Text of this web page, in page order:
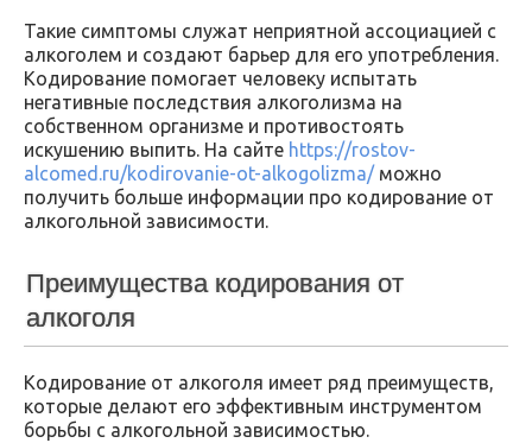
Такие симптомы служат неприятной ассоциацией с
алкоголем и создают барьер для его употребления.
Кодирование помогает человеку испытать
негативные последствия алкоголизма на
собственном организме и противостоять
искушению выпить. На сайте https://rostov-
alcomed.ru/kodirovanie-ot-alkogolizma/можно
получить больше информации про кодирование от
алкогольной зависимости.
Преимущества кодирования от
алкоголя
Кодирование от алкоголя имеет ряд преимуществ,
которые делают его эффективным инструментом
борьбы с алкогольной зависимостью.